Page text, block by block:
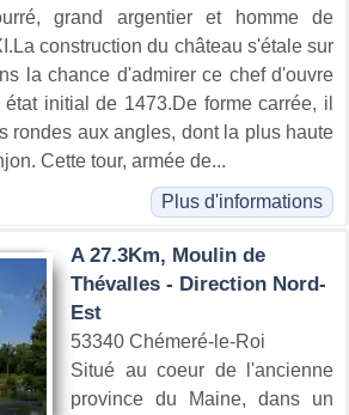
grand argentier et homme de
construction du château s'étale sur
la chance d'admirer ce chef d'ouvre
initial de 1473.De forme carrée, il
rondes aux angles, dont la plus haute
Cette tour, armée de...
Plus d'informations
A 27.3Km, Moulin de
Thévalles - Direction Nord-
Est
53340 Chémeré-le-Roi
Situé au coeur de l'ancienne
province du Maine, dans un